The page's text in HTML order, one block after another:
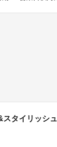
スタイリッシ